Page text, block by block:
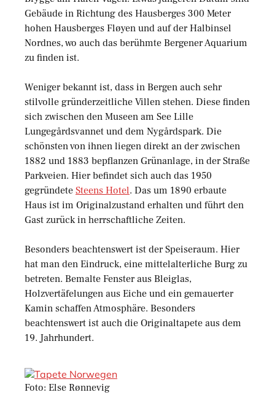
Gebäude in Richtung des Hausberges 300 Meter
hohen Hausberges Fløyen und auf der Halbinsel
Nordnes, wo auch das berühmte Bergener Aquarium
zu finden ist.
Weniger bekannt ist, dass in Bergen auch sehr
stilvolle gründerzeitliche Villen stehen. Diese finden
sich zwischen den Museen am See Lille
Lungegårdsvannet und dem Nygårdspark. Die
schönsten von ihnen liegen direkt an der zwischen
1882 und 1883 bepflanzen Grünanlage, in der Straße
Parkveien. Hier befindet sich auch das 1950
gegründete Steens Hotel. Das um 1890 erbaute
Haus ist im Originalzustand erhalten und führt den
Gast zurück in herrschaftliche Zeiten.
Besonders beachtenswert ist der Speiseraum. Hier
hat man den Eindruck, eine mittelalterliche Burg zu
betreten. Bemalte Fenster aus Bleiglas,
Holzvertäfelungen aus Eiche und ein gemauerter
Kamin schaffen Atmosphäre. Besonders
beachtenswert ist auch die Originaltapete aus dem
19. Jahrhundert.
Foto: Else Rønnevig